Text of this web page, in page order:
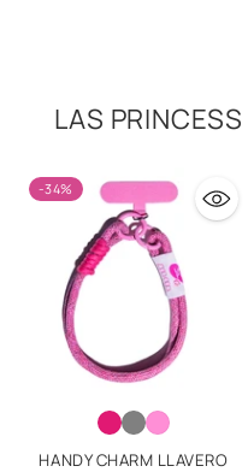
LAS
-34%
HANDY CHARM LLAVERO